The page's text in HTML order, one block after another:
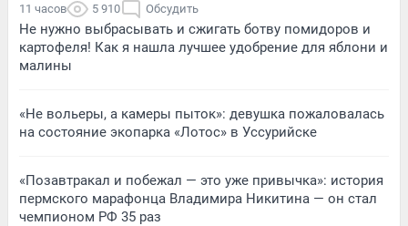
11 часов 5 910 Обсудить
Не нужно выбрасывать и сжигать ботву помидоров и
картофеля! Как я нашла лучшее удобрение для яблони и
малины
«Не вольеры, а камеры пыток»: девушка пожаловалась
на состояние экопарка «Лотос» в Уссурийске
«Позавтракал и побежал — это уже привычка»: история
пермского марафонца Владимира Никитина — он стал
чемпионом РФ 35 раз